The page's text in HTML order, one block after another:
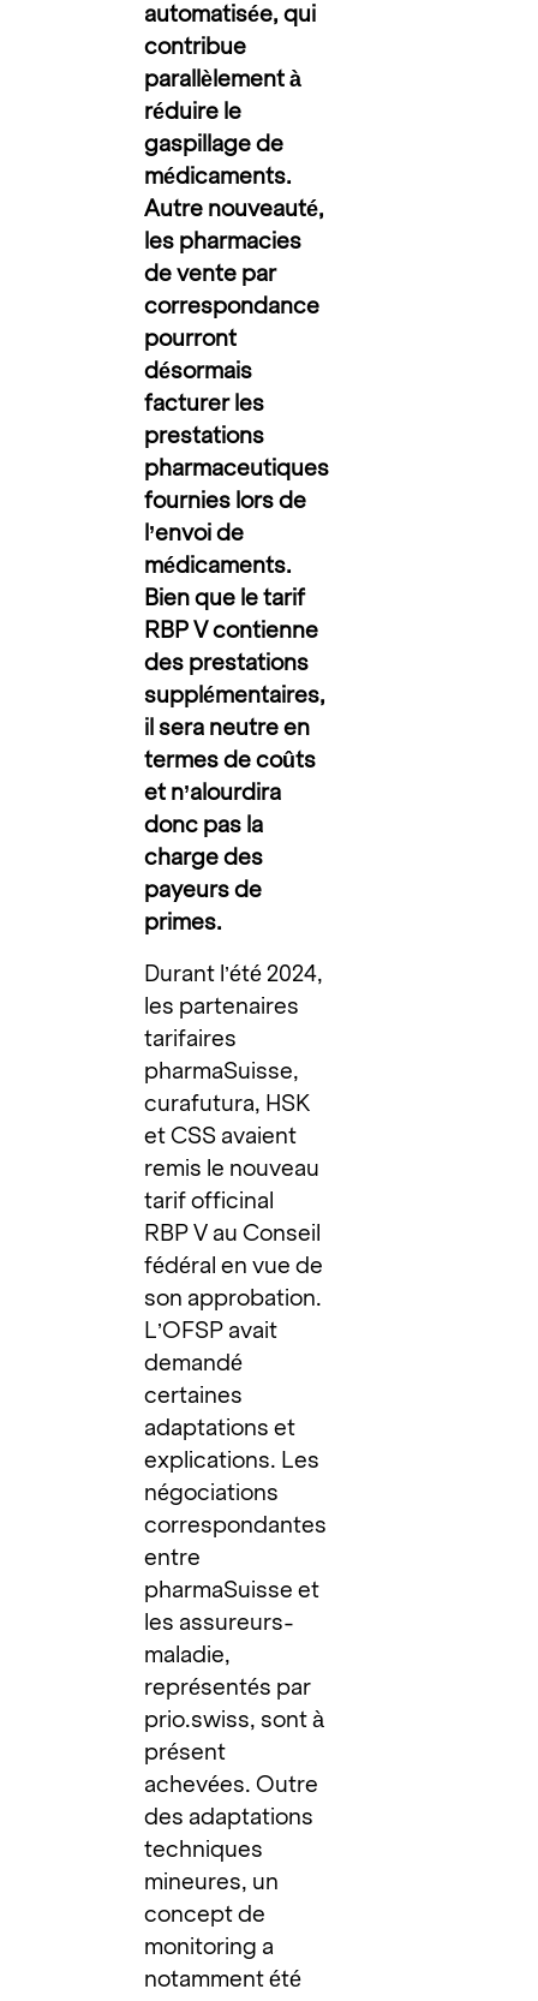
automatisée, qui
contribue
parallèlement à
réduire le
gaspillage de
médicaments.
Autre nouveauté,
les pharmacies
de vente par
correspondance
pourront
désormais
facturer les
prestations
pharmaceutiques
fournies lors de
l’envoi de
médicaments.
Bien que le tarif
RBP V contienne
des prestations
supplémentaires,
il sera neutre en
termes de coûts
et n’alourdira
donc pas la
charge des
payeurs de
primes.
Durant l’été 2024,
les partenaires
tarifaires
pharmaSuisse,
curafutura, HSK
et CSS avaient
remis le nouveau
tarif officinal
RBP V au Conseil
fédéral en vue de
son approbation.
L’OFSP avait
demandé
certaines
adaptations et
explications. Les
négociations
correspondantes
entre
pharmaSuisse et
les assureurs-
maladie,
représentés par
prio.swiss, sont à
présent
achevées. Outre
des adaptations
techniques
mineures, un
concept de
monitoring a
notamment été